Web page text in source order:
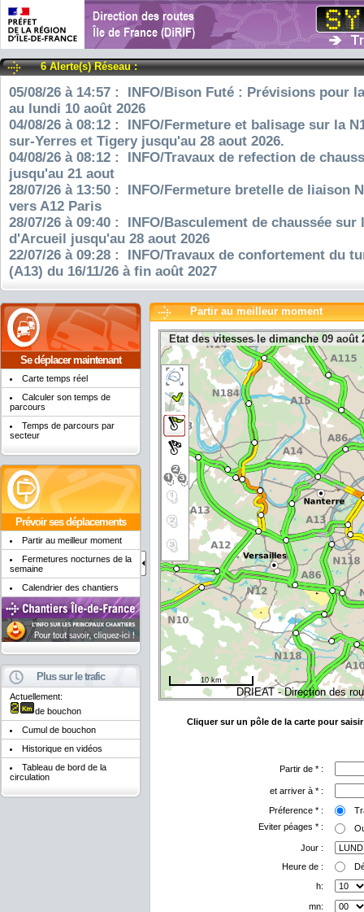
6 Alerte(s) Réseau :
05/08/26 à 14:57 : INFO/Bison Futé : Prévisions pour
au lundi 10 août 2026
04/08/26 à 08:12 : INFO/Fermeture et balisage sur la
sur-Yerres et Tigery jusqu'au 28 aout 2026.
04/08/26 à 08:12 : INFO/Travaux de refection de
jusqu'au 21 aout
28/07/26 à 13:50 : INFO/Fermeture bretelle de liaison
vers A12 Paris
28/07/26 à 09:40 : INFO/Basculement de chaussée sur
d'Arcueil jusqu'au 28 aout 2026
22/07/26 à 09:28 : INFO/Travaux de confortement du
(A13) du 16/11/26 à fin août 2027
Se déplacer maintenant
Carte temps réel
Calculer son temps de
parcours
Temps de parcours par
secteur
Prévoir ses déplacements
Partir au meilleur moment
Fermetures nocturnes de la
semaine
Calendrier des chantiers
Plus sur le trafic
Actuellement:
de bouchon
Cumul de bouchon
Historique en vidéos
Tableau de bord de la
circulation
Partir au meilleur moment
10 km
DRIEAT - Direction des
Etat des vitesses le dimanche 09 août
Partir de * :
et arriver à * :
Préference * :
Eviter péages * :
Jour :
Heure de :
h:
mn: